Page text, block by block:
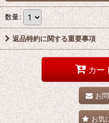
数量:
返品特約に関する重要事項
カー
お
お気